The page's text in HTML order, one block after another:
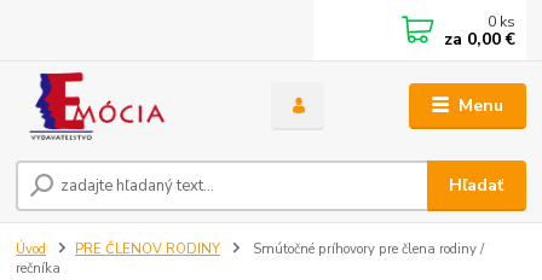
Menu
Hľadať
0 ks
za 0,00 €
Úvod PRE ČLENOV RODINY
Smútočné príhovory pre člena rodiny /
rečníka